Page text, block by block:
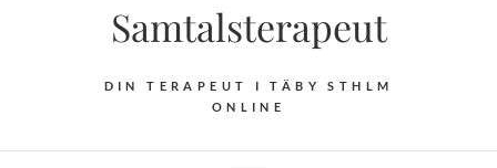
Samtalsterapeut
DIN TERAPEUT I TÄBY STHLM
ONLINE